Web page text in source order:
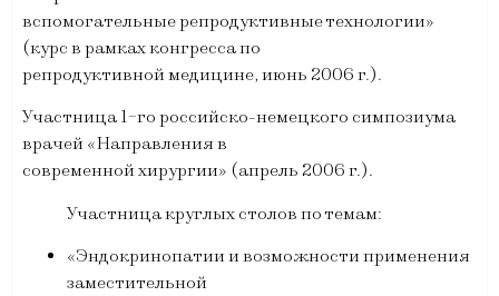
вспомогательные репродуктивные технологии»
(курс в рамках конгресса по
репродуктивной медицине, июнь 2006 г.).
Участница 1-го российско-немецкого симпозиума
врачей «Направления в
современной хирургии» (апрель 2006 г.).
Участница круглых столов по темам:
«Эндокринопатии и возможности применения
заместительной